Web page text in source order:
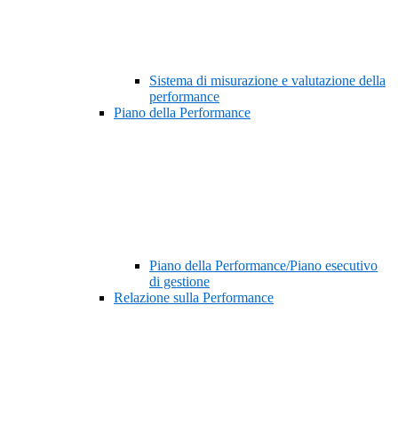
Sistema di misurazione e valutazione della
performance
Piano della Performance
Piano della Performance/Piano esecutivo
di gestione
Relazione sulla Performance